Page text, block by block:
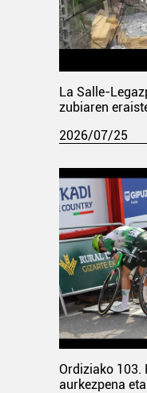
La Salle-
zubiaren
2026/07/25
Ordiziako 103.
aurkezpena